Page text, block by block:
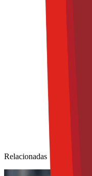
Relacionadas